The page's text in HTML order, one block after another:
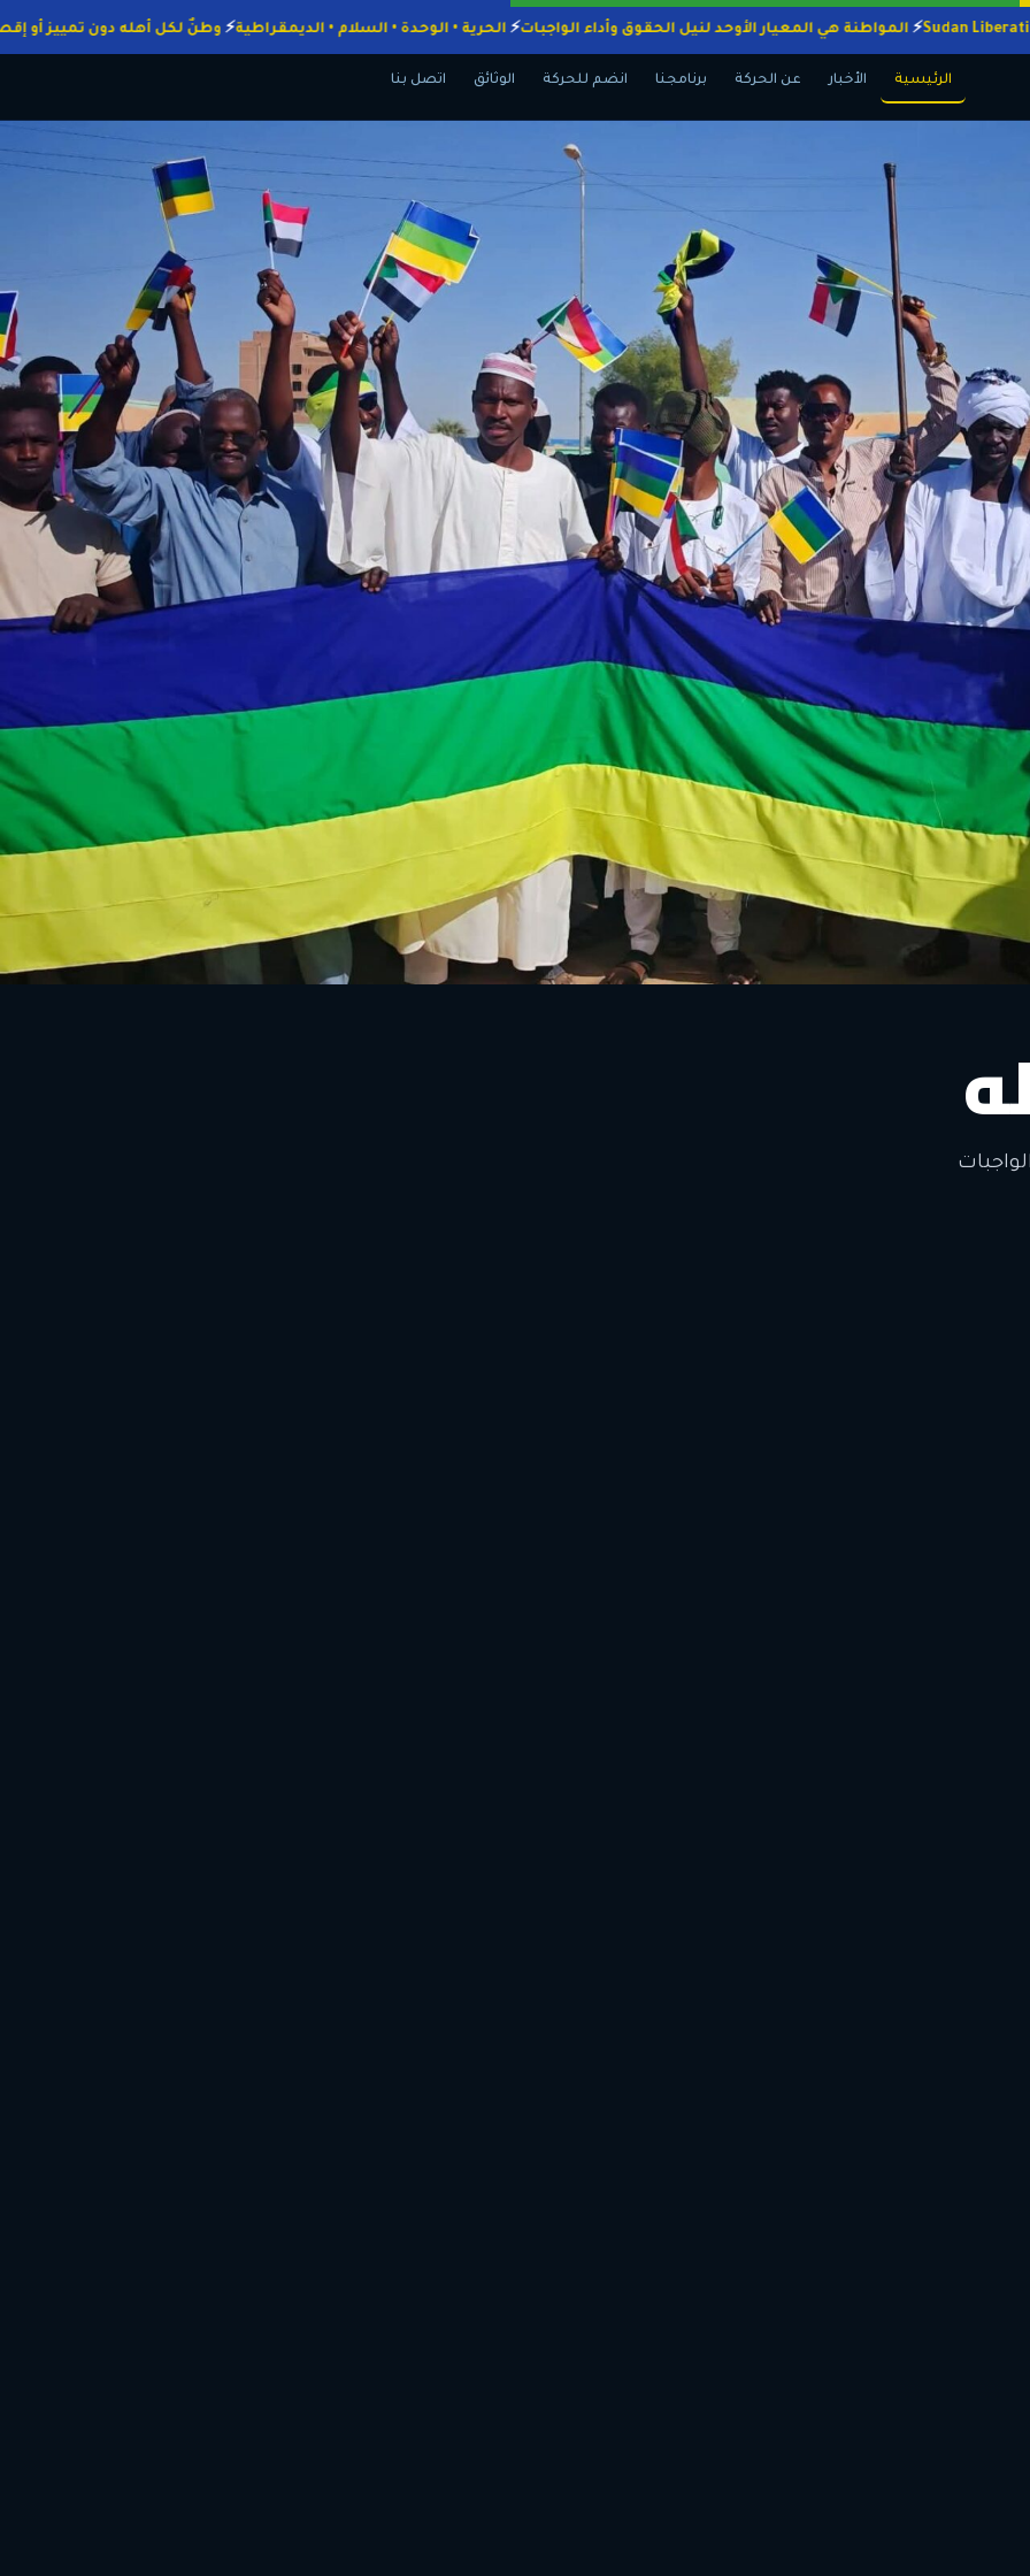
المواطنة هي المعيار الأوحد لنيل الحقوق وأداء الواجبات الحرية • الوحدة • السلام • الديمقراطية وطنٌ لكل أهله دون
الرئيسية الأخبار عن الحركة برنامجنا انضم للحركة الوثائق اتصل بنا